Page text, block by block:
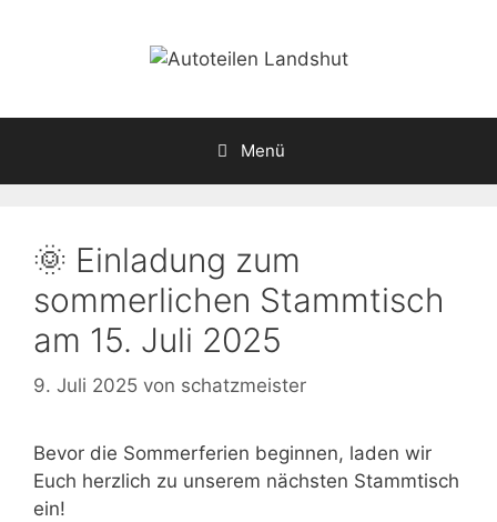
Menü
🌞 Einladung zum
sommerlichen Stammtisch
am 15. Juli 2025
9. Juli 2025 von schatzmeister
Bevor die Sommerferien beginnen, laden wir
Euch herzlich zu unserem nächsten Stammtisch
ein!